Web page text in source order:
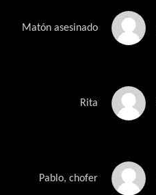
Matón asesinado
Rita
Pablo, chofer